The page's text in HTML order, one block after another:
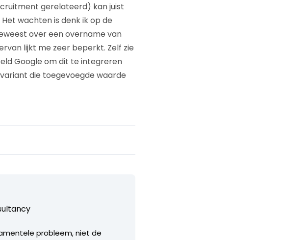
gerelateerd) kan juist
wachten is denk ik op de
over een overname van
lijkt me zeer beperkt. Zelf zie
Google om dit te integreren
die toegevoegde waarde
probleem, niet de